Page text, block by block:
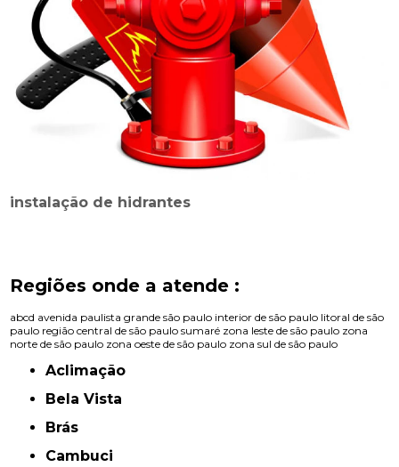
instalação de hidrantes
Regiões onde a atende :
abcd avenida paulista grande são paulo interior de são paulo litoral de são
paulo região central de são paulo sumaré zona leste de são paulo zona
norte de são paulo zona oeste de são paulo zona sul de são paulo
Aclimação
Bela Vista
Brás
Cambuci